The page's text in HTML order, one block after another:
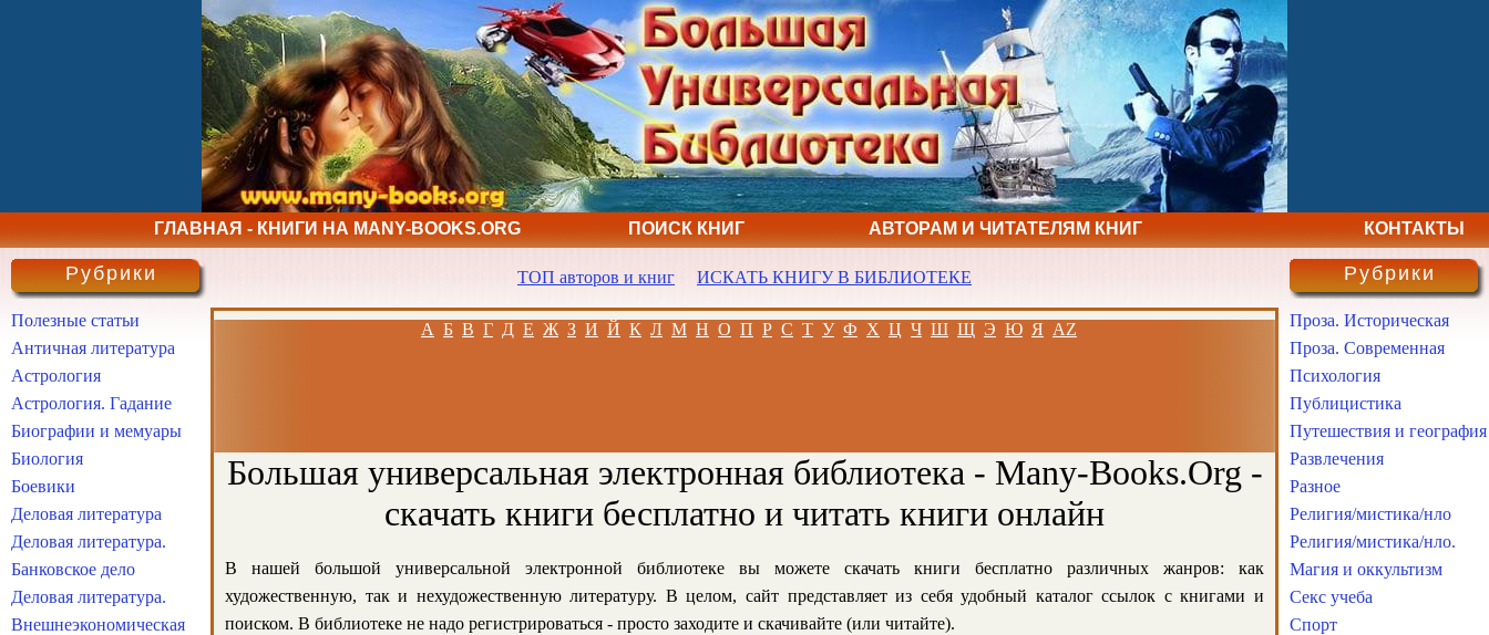
ГЛАВНАЯ - КНИГИ НА MANY-BOOKS.ORG ПОИСК КНИГ АВТОРАМ И ЧИТАТЕЛЯМ КНИГ КОНТАКТЫ
ТОП авторов и книг ИСКАТЬ КНИГУ В БИБЛИОТЕКЕ
А Б В Г Д Е Ж З И Й К Л М Н О П Р С Т У Ф Х Ц Ч Ш Щ Э Ю Я AZ
Большая универсальная электронная библиотека - Many-Books.Org -
скачать книги бесплатно и читать книги онлайн
В нашей большой универсальной электронной библиотеке вы можете скачать книги бесплатно различных жанров: как
художественную, так и нехудожественную литературу. В целом, сайт представляет из себя удобный каталог ссылок с книгами и
поиском. В библиотеке не надо регистрироваться - просто заходите и скачивайте (или читайте).
Рубрики
Полезные статьи
Античная литература
Астрология
Астрология. Гадание
Биографии и мемуары
Биология
Боевики
Деловая литература
Деловая литература.
Банковское дело
Деловая литература.
Внешнеэкономическая
Рубрики
Проза. Историческая
Проза. Современная
Психология
Публицистика
Путешествия и география
Развлечения
Разное
Религия/мистика/нло
Религия/мистика/нло.
Магия и оккультизм
Секс учеба
Спорт